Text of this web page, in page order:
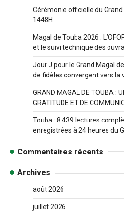
Cérémonie officielle du
1448H
Magal de Touba 2026 :
et le suivi technique des
Jour J pour le Grand Magal
de fidèles convergent vers la
GRAND MAGAL DE TOUBA :
GRATITUDE ET DE
Touba : 8 439 lectures
enregistrées à 24 heures du
Commentaires récents
Archives
août 2026
juillet 2026